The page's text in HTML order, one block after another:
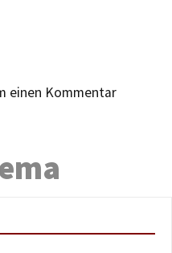
einen Kommentar